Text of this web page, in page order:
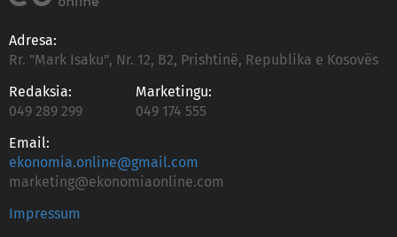
Adresa:
Rr. "Mark Isaku", Nr. 12, B2, Prishtinë, Republika e Kosovës
Redaksia:
049 289 299
Marketingu:
049 174 555
Email:
ekonomia.online@gmail.com
marketing@ekonomiaonline.com
Impressum